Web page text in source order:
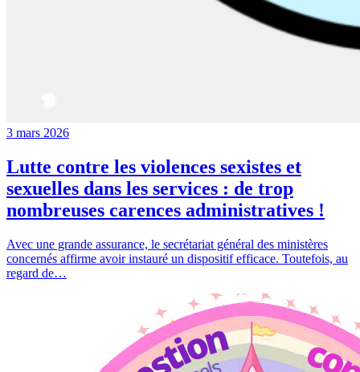
3 mars 2026
Lutte contre les violences sexistes et
sexuelles dans les services : de trop
nombreuses carences administratives !
Avec une grande assurance, le secrétariat général des ministères
concernés affirme avoir instauré un dispositif efficace. Toutefois, au
regard de…